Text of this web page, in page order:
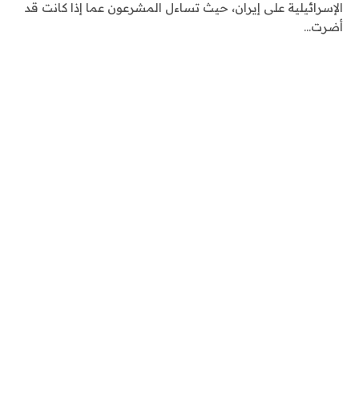
الإسرائيلية على إيران، حيث تساءل المشرعون عما إذا كانت قد
أضرت…